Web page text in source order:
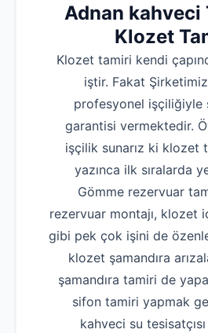
Adnan kahveci
Klozet
Klozet tamiri kendi
iştir. Fakat
profesyonel işçiliğiyle
garantisi vermektedir.
işçilik sunarız ki klozet
yazınca ilk sıralarda
Gömme rezervuar
rezervuar montajı, klozet
gibi pek çok işini de
klozet şamandıra
şamandıra tamiri de
sifon tamiri yapmak
kahveci su